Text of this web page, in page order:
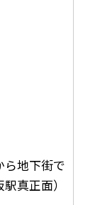
ら地下街で
真正面）